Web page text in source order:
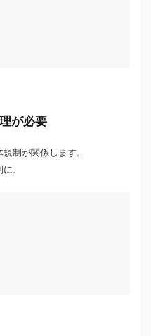
が必要
制が関係します。
、